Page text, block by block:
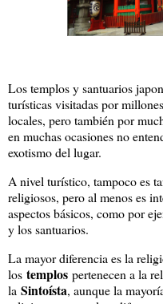
Los templos y santuarios
turísticas visitadas por
locales, pero también por
en muchas ocasiones no
exotismo del lugar.
A nivel turístico, tampoco es
religiosos, pero al menos es
aspectos básicos, como por
y los santuarios.
La mayor diferencia es la
los templos pertenecen a la
la Sintoísta, aunque la